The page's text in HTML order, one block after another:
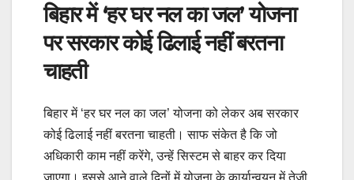
बिहार में ‘हर घर नल का जल’ योजना
पर सरकार कोई ढिलाई नहीं बरतना
चाहती
बिहार में ‘हर घर नल का जल’ योजना को लेकर अब सरकार
कोई ढिलाई नहीं बरतना चाहती। साफ संकेत है कि जो
अधिकारी काम नहीं करेंगे, उन्हें सिस्टम से बाहर कर दिया